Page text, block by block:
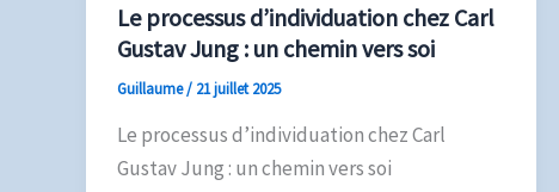
Le processus d’individuation chez Carl
Gustav Jung : un chemin vers soi
Guillaume/ 21 juillet 2025
Le processus d’individuation chez Carl
Gustav Jung : un chemin vers soi